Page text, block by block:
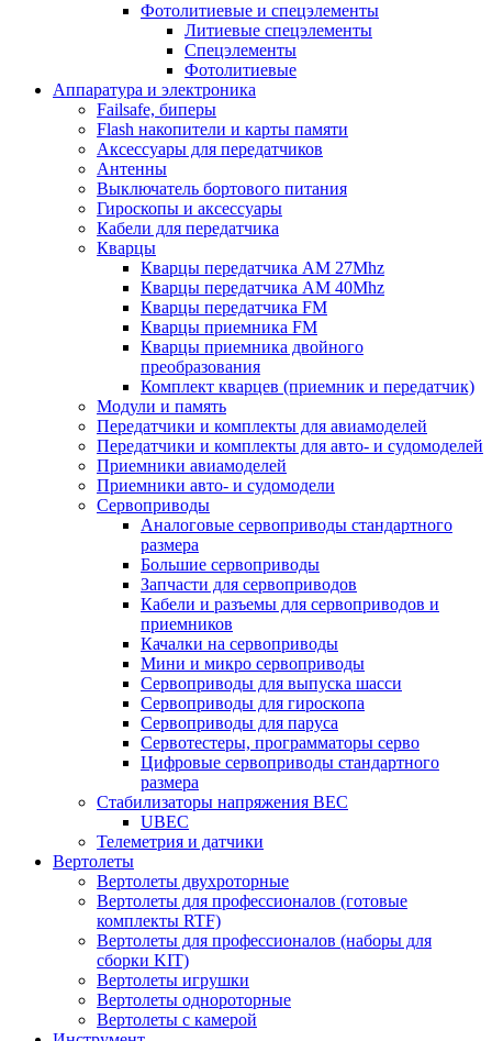
Фотолитиевые и спецэлементы
Литиевые спецэлементы
Спецэлементы
Фотолитиевые
Аппаратура и электроника
Failsafe, биперы
Flash накопители и карты памяти
Аксессуары для передатчиков
Антенны
Выключатель бортового питания
Гироскопы и аксессуары
Кабели для передатчика
Кварцы
Кварцы передатчика AM 27Mhz
Кварцы передатчика AM 40Mhz
Кварцы передатчика FM
Кварцы приемника FM
Кварцы приемника двойного
преобразования
Комплект кварцев (приемник и передатчик)
Модули и память
Передатчики и комплекты для авиамоделей
Передатчики и комплекты для авто- и судомоделей
Приемники авиамоделей
Приемники авто- и судомодели
Сервоприводы
Аналоговые сервоприводы стандартного
размера
Большие сервоприводы
Запчасти для сервоприводов
Кабели и разъемы для сервоприводов и
приемников
Качалки на сервоприводы
Мини и микро сервоприводы
Сервоприводы для выпуска шасси
Сервоприводы для гироскопа
Сервоприводы для паруса
Сервотестеры, программаторы серво
Цифровые сервоприводы стандартного
размера
Стабилизаторы напряжения BEC
UBEC
Телеметрия и датчики
Вертолеты
Вертолеты двухроторные
Вертолеты для профессионалов (готовые
комплекты RTF)
Вертолеты для профессионалов (наборы для
сборки KIT)
Вертолеты игрушки
Вертолеты однороторные
Вертолеты с камерой